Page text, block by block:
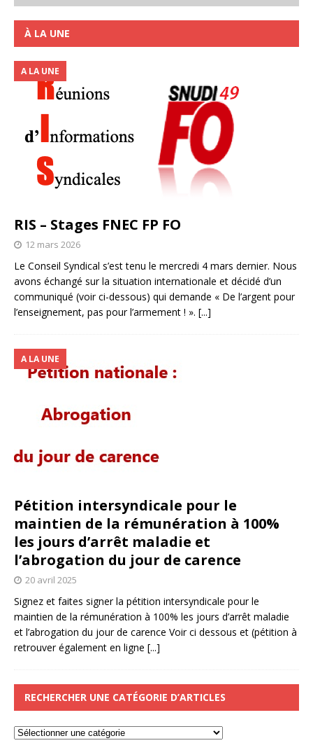
À LA UNE
RIS – Stages FNEC FP FO
A LA UNE
12 mars 2026
Le Conseil Syndical s’est tenu le mercredi 4 mars dernier. Nous
avons échangé sur la situation internationale et décidé d’un
communiqué (voir ci-dessous) qui demande « De l’argent pour
l’enseignement, pas pour l’armement ! ». [...]
Pétition intersyndicale pour le
maintien de la rémunération à 100%
les jours d’arrêt maladie et
l’abrogation du jour de carence
A LA UNE
20 avril 2025
Signez et faites signer la pétition intersyndicale pour le
maintien de la rémunération à 100% les jours d’arrêt maladie
et l’abrogation du jour de carence Voir ci dessous et (pétition à
retrouver également en ligne [...]
RECHERCHER UNE CATÉGORIE D’ARTICLES